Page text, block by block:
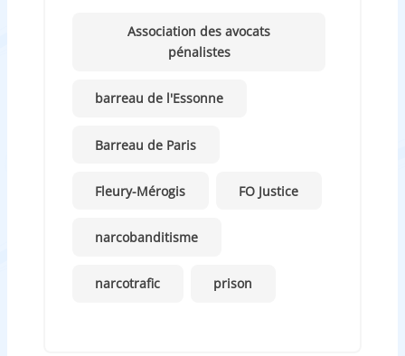
Association des avocats
pénalistes
barreau de l'Essonne
Barreau de Paris
Fleury-Mérogis FO Justice
narcobanditisme
narcotrafic prison